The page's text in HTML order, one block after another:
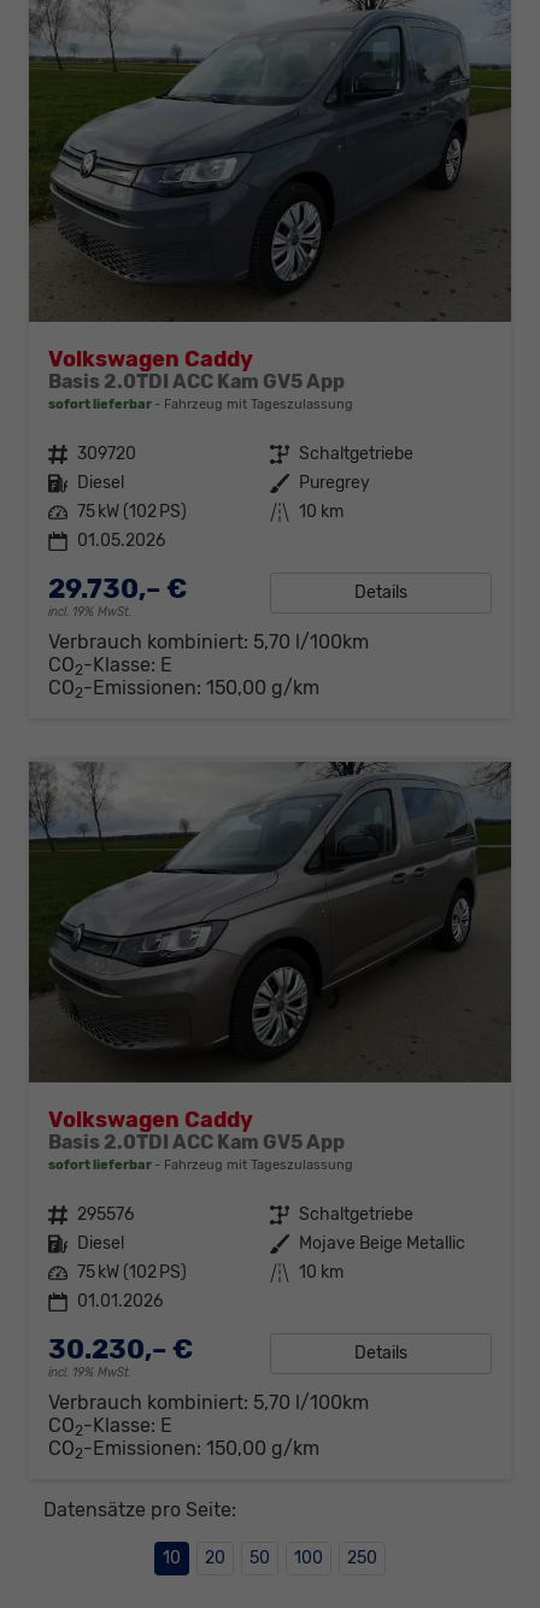
Volkswagen Caddy
Basis 2.0TDI ACC Kam GV5 App
sofort lieferbar Fahrzeug mit Tageszulassung
Fahrzeugnr. 309720 Getriebe Schaltgetriebe
Kraftstoff Diesel Außenfarbe Puregrey
Leistung 75 kW (102 PS) Kilometerstand 10 km
01.05.2026
29.730,– €
incl. 19% MwSt.
Details
Verbrauch kombiniert: 5,70 l/100km
CO2-Klasse: E
CO2-Emissionen: 150,00 g/km
Volkswagen Caddy
Basis 2.0TDI ACC Kam GV5 App
sofort lieferbar Fahrzeug mit Tageszulassung
Fahrzeugnr. 295576 Getriebe Schaltgetriebe
Kraftstoff Diesel Außenfarbe Mojave Beige Metallic
Leistung 75 kW (102 PS) Kilometerstand 10 km
01.01.2026
30.230,– €
incl. 19% MwSt.
Details
Verbrauch kombiniert: 5,70 l/100km
CO2-Klasse: E
CO2-Emissionen: 150,00 g/km
Datensätze pro Seite:
10 20 50 100 250